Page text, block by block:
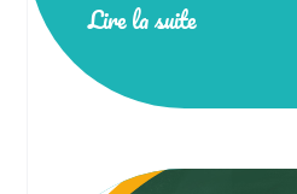
Lire la suite